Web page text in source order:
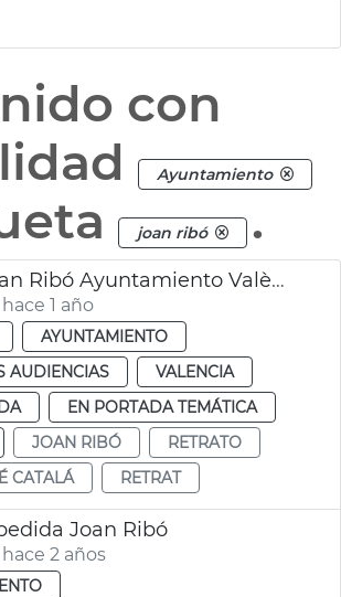
con
Ayuntamiento
joan ribó .
Retrato Joan Ribó Ayuntamiento València
1 año
AYUNTAMIENTO
AUDIENCIAS
VALENCIA
EN PORTADA TEMÁTICA
JOAN RIBÓ
RETRATO
CATALÁ
RETRAT
Joan Ribó
2 años